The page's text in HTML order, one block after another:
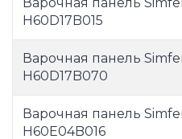
H60D17B015
Варочная панель
H60D17B070
Варочная панель
H60E04B016